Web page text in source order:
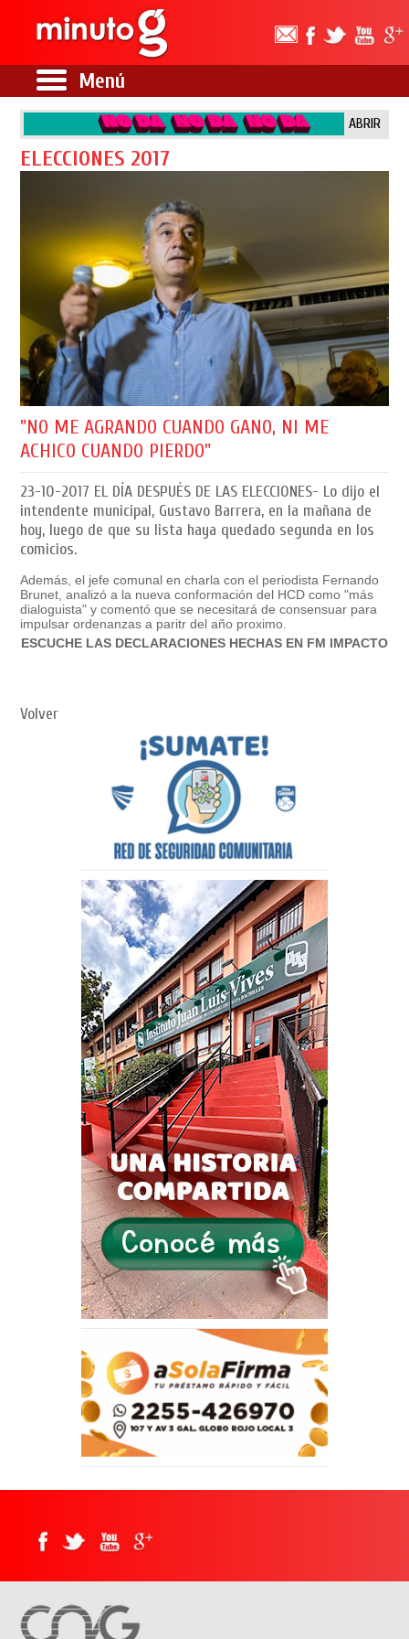
Menú
ABRIR
ELECCIONES 2017
"NO ME AGRANDO CUANDO GANO, NI ME
ACHICO CUANDO PIERDO"
23-10-2017 EL DÍA DESPUÉS DE LAS ELECCIONES- Lo dijo el
intendente municipal, Gustavo Barrera, en la mañana de
hoy, luego de que su lista haya quedado segunda en los
comicios.
Además, el jefe comunal en charla con el periodista Fernando
Brunet, analizó a la nueva conformación del HCD como "más
dialoguista" y comentó que se necesitará de consensuar para
impulsar ordenanzas a paritr del año proximo.
ESCUCHE LAS DECLARACIONES HECHAS EN FM IMPACTO
Volver